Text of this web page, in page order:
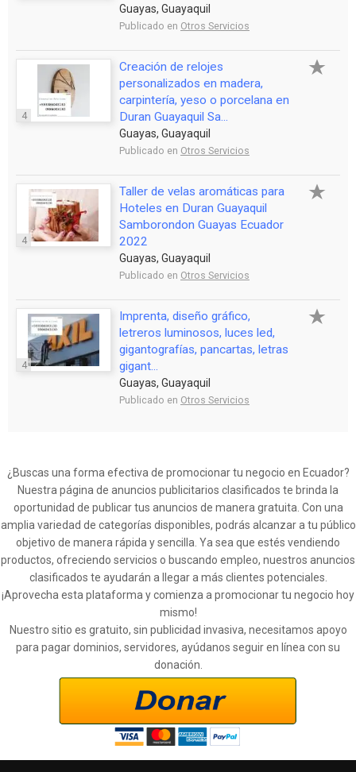
Guayas, Guayaquil
Publicado en Otros Servicios
4
Creación de relojes
personalizados en madera,
carpintería, yeso o porcelana en
Duran Guayaquil Sa...
Guayas, Guayaquil
Publicado en Otros Servicios
4
Taller de velas aromáticas para
Hoteles en Duran Guayaquil
Samborondon Guayas Ecuador
2022
Guayas, Guayaquil
Publicado en Otros Servicios
4
Imprenta, diseño gráfico,
letreros luminosos, luces led,
gigantografías, pancartas, letras
gigant...
Guayas, Guayaquil
Publicado en Otros Servicios
¿Buscas una forma efectiva de promocionar tu negocio en Ecuador?
Nuestra página de anuncios publicitarios clasificados te brinda la
oportunidad de publicar tus anuncios de manera gratuita. Con una
amplia variedad de categorías disponibles, podrás alcanzar a tu público
objetivo de manera rápida y sencilla. Ya sea que estés vendiendo
productos, ofreciendo servicios o buscando empleo, nuestros anuncios
clasificados te ayudarán a llegar a más clientes potenciales.
¡Aprovecha esta plataforma y comienza a promocionar tu negocio hoy
mismo!
Nuestro sitio es gratuito, sin publicidad invasiva, necesitamos apoyo
para pagar dominios, servidores, ayúdanos seguir en línea con su
donación.